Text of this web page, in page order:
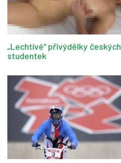
„Lechtivé“ přivýdělky českých
studentek